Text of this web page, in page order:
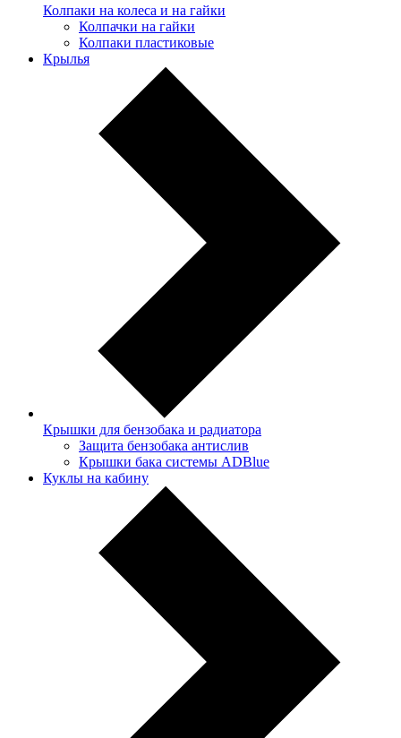
Колпаки на колеса и на гайки
Колпачки на гайки
Колпаки пластиковые
Крылья
Крышки для бензобака и радиатора
Защита бензобака антислив
Крышки бака системы ADBlue
Куклы на кабину